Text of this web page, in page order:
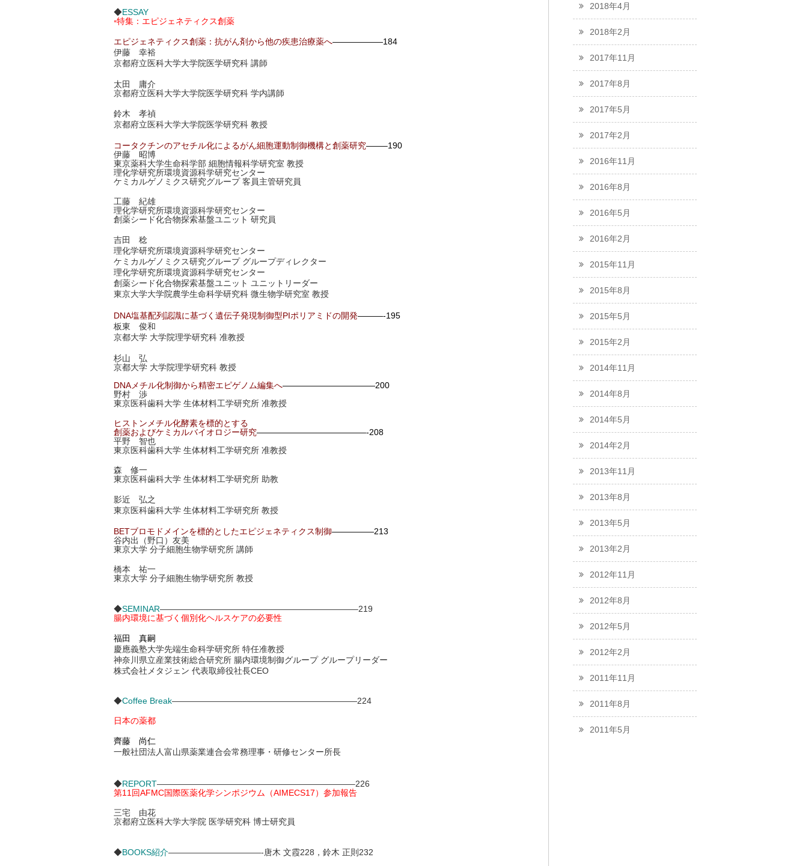
2018年4月
2018年2月
2017年11月
2017年8月
2017年5月
2017年2月
2016年11月
2016年8月
2016年5月
2016年2月
2015年11月
2015年8月
2015年5月
2015年2月
2014年11月
2014年8月
2014年5月
2014年2月
2013年11月
2013年8月
2013年5月
2013年2月
2012年11月
2012年8月
2012年5月
2012年2月
2011年11月
2011年8月
2011年5月
◆ESSAY
◦特集：エピジェネティクス創薬
エピジェネティクス創薬：抗がん剤から他の疾患治療薬へ——————184
伊藤 幸裕
京都府立医科大学大学院医学研究科 講師
太田 庸介
京都府立医科大学大学院医学研究科 学内講師
鈴木 孝禎
京都府立医科大学大学院医学研究科 教授
コータクチンのアセチル化によるがん細胞運動制御機構と創薬研究——–190
伊藤 昭博
東京薬科大学生命科学部 細胞情報科学研究室 教授
理化学研究所環境資源科学研究センター
ケミカルゲノミクス研究グループ 客員主管研究員
工藤 紀雄
理化学研究所環境資源科学研究センター
創薬シード化合物探索基盤ユニット 研究員
吉田 稔
理化学研究所環境資源科学研究センター
ケミカルゲノミクス研究グループ グループディレクター
理化学研究所環境資源科学研究センター
創薬シード化合物探索基盤ユニット ユニットリーダー
東京大学大学院農学生命科学研究科 微生物学研究室 教授
DNA塩基配列認識に基づく遺伝子発現制御型PIポリアミドの開発———-195
板東 俊和
京都大学 大学院理学研究科 准教授
杉山 弘
京都大学 大学院理学研究科 教授
DNAメチル化制御から精密エピゲノム編集へ———————————200
野村 渉
東京医科歯科大学 生体材料工学研究所 准教授
ヒストンメチル化酵素を標的とする
創薬およびケミカルバイオロジー研究—————————————-208
平野 智也
東京医科歯科大学 生体材料工学研究所 准教授
森 修一
東京医科歯科大学 生体材料工学研究所 助教
影近 弘之
東京医科歯科大学 生体材料工学研究所 教授
BETブロモドメインを標的としたエピジェネティクス制御—————213
谷内出（野口）友美
東京大学 分子細胞生物学研究所 講師
橋本 祐一
東京大学 分子細胞生物学研究所 教授
◆SEMINAR———————————————————————–219
腸内環境に基づく個別化ヘルスケアの必要性
福田 真嗣
慶應義塾大学先端生命科学研究所 特任准教授
神奈川県立産業技術総合研究所 腸内環境制御グループ グループリーダー
株式会社メタジェン 代表取締役社長CEO
◆Coffee Break——————————————————————224
日本の薬都
齊藤 尚仁
一般社団法人富山県薬業連合会常務理事・研修センター所長
◆REPORT———————————————————————–226
第11回AFMC国際医薬化学シンポジウム（AIMECS17）参加報告
三宅 由花
京都府立医科大学大学院 医学研究科 博士研究員
◆BOOKS紹介———————————-唐木 文霞228，鈴木 正則232